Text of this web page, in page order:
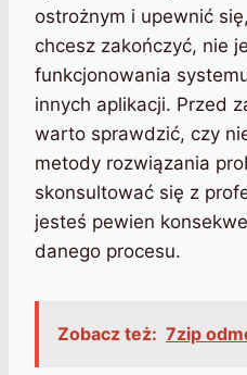
ostrożnym i upewnić
chcesz zakończyć, nie
funkcjonowania
innych aplikacji. Przed
warto sprawdzić, czy
metody rozwiązania
skonsultować się z
jesteś pewien
danego procesu.
Zobacz też: 7zip